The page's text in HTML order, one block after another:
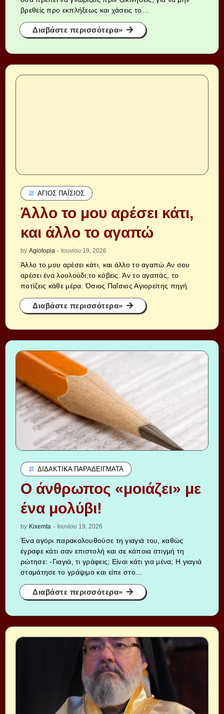
βρεθείς προ εκπλήξεως και χάσεις το…
Διαβάστε περισσότερα»
ΆΓΙΟΣ ΠΑΪ́ΣΙΟΣ
Άλλο το μου αρέσει κάτι,
και άλλο το αγαπώ
by Agiotopia - Ιουνίου 19, 2026
Άλλο το μου αρέσει κάτι, και άλλο το αγαπώ.Αν σου
αρέσει ένα λουλούδι,το κόβεις. Άν το αγαπάς, το
ποτίζεις κάθε μέρα. Όσιος Παΐσιος Αγιορείτης πηγή
Διαβάστε περισσότερα»
ΔΙΔΑΚΤΙΚΆ ΠΑΡΑΔΕΊΓΜΑΤΑ
Ο άνθρωπος «μοιάζει» με
ένα μολύβι!
by Kixemta - Ιουνίου 19, 2026
Ένα αγόρι παρακολουθούσε τη γιαγιά του, καθώς
έγραφε κάτι σαν επιστολή και σε κάποια στιγμή τη
ρώτησε: -Γιαγιά, τι γράφεις; Είναι κάτι για μένα; Η γιαγιά
σταμάτησε το γράψιμο και είπε στο…
Διαβάστε περισσότερα»